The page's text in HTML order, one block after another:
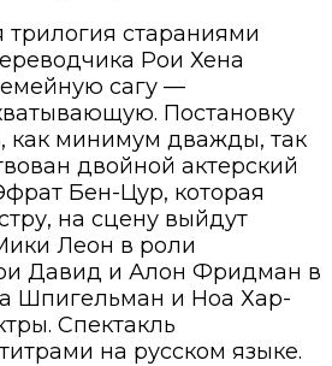
трилогия стараниями
Рои Хена
сагу —
Постановку
как минимум дважды, так
двойной актерский
Бен-Цур, которая
на сцену выйдут
Леон в роли
Давид и Алон Фридман в
Шпигельман и Ноа Хар-
Спектакль
на русском языке.